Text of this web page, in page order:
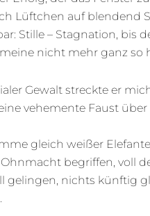
Lüftchen auf blendend
Stille – Stagnation, bis
nicht mehr ganz so
Gewalt streckte er
vehemente Faust
gleich weißer
begriffen, voll
gelingen, nichts künftig